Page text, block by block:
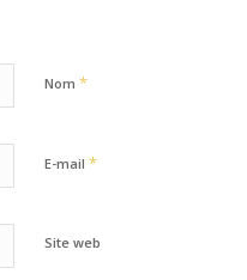
Nom *
E-mail *
Site web